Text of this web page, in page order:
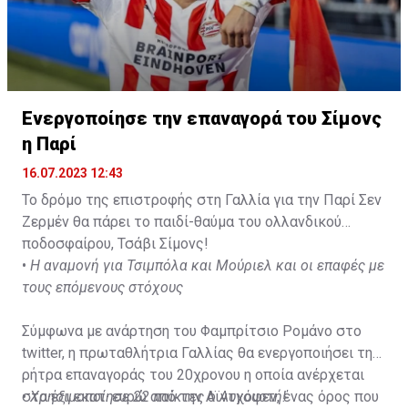
Ενεργοποίησε την επαναγορά του Σίμονς
η Παρί
16.07.2023 12:43
Το δρόμο της επιστροφής στη Γαλλία για την Παρί Σεν
Ζερμέν θα πάρει το παιδί-θαύμα του ολλανδικού
ποδοσφαίρου, Τσάβι Σίμονς!
• Η αναμονή για Τσιμπόλα και Μούριελ και οι επαφές με
τους επόμενους στόχους
Σύμφωνα με ανάρτηση του Φαμπρίτσιο Ρομάνο στο
twitter, η πρωταθλήτρια Γαλλίας θα ενεργοποιήσει τη
ρήτρα επαναγοράς του 20χρονου η οποία ανέρχεται
στα έξι εκατ. ευρώ από την Αϊντχόφεν, ένας όρος που
•Χρησιμοποίησε 22 παίκτες ο Αυγουστή!